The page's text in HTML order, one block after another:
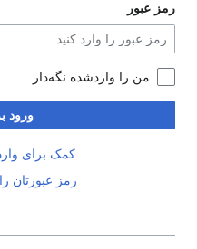
رمز عبور
من را واردشده نگه‌دار
ورود
کمک برای
رمز عبورتان